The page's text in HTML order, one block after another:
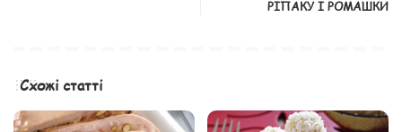
РІПАКУ І РОМАШКИ
Схожі статті